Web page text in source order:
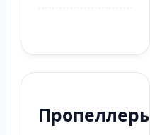
Пропеллеры